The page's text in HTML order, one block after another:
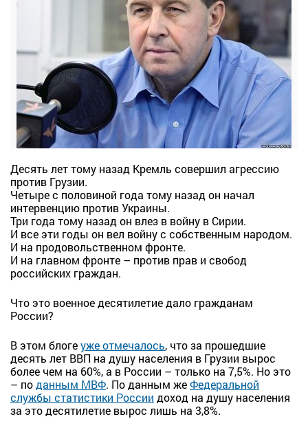
Десять лет тому назад Кремль совершил агрессию
против Грузии.
Четыре с половиной года тому назад он начал
интервенцию против Украины.
Три года тому назад он влез в войну в Сирии.
И все эти годы он вел войну с собственным народом.
И на продовольственном фронте.
И на главном фронте – против прав и свобод
российских граждан.
Что это военное десятилетие дало гражданам
России?
В этом блогеуже отмечалось, что за прошедшие
десять лет ВВП на душу населения в Грузии вырос
более чем на 60%, а в России – только на 7,5%. Но это
– поданным МВФ. По данным жеФедеральной
службы статистики России доход на душу населения
за это десятилетие вырос лишь на 3,8%.